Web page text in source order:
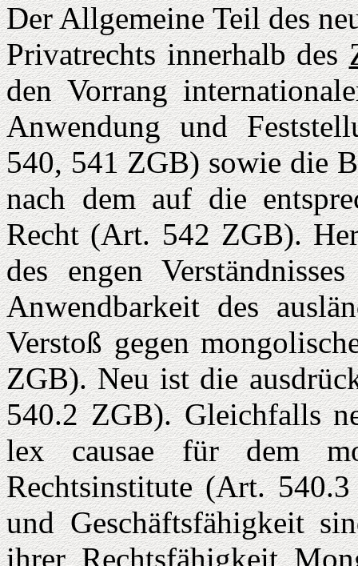
Der Allgemeine Teil des
Privatrechts innerhalb des
den Vorrang
Anwendung und
540, 541 ZGB) sowie die
nach dem auf die
Recht (Art. 542 ZGB).
des en­gen
Anwendbarkeit des
Verstoß gegen
ZGB). Neu ist die
540.2 ZGB). Gleichfalls
lex causae für dem
Rechtsinstitute (Art.
und Geschäftsfähigkeit
ihrer Rechtsfähigkeit